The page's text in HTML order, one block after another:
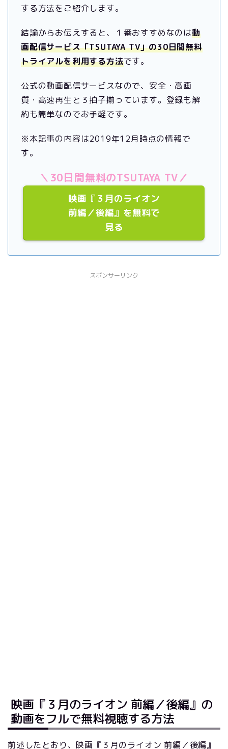
する方法をご紹介します。
結論からお伝えすると、１番おすすめなのは動
画配信サービス「TSUTAYA TV」の30日間無料
トライアルを利用する方法です。
公式の動画配信サービスなので、安全・高画
質・高速再生と３拍子揃っています。登録も解
約も簡単なのでお手軽です。
※本記事の内容は2019年12月時点の情報で
す。
＼30日間無料のTSUTAYA TV／
映画『３月のライオン
前編／後編』を無料で
見る
スポンサーリンク
映画『３月のライオン 前編／後編』の
動画をフルで無料視聴する方法
前述したとおり、映画『３月のライオン 前編／後編』